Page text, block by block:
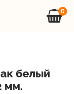
0
белый
мм.